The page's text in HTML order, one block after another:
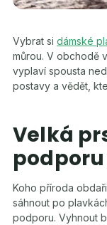
Vybrat si dámské
můrou. V obchodě
vyplaví spousta
postavy a vědět,
Velká
podporu
Koho příroda
sáhnout po
podporu. Vyhnout